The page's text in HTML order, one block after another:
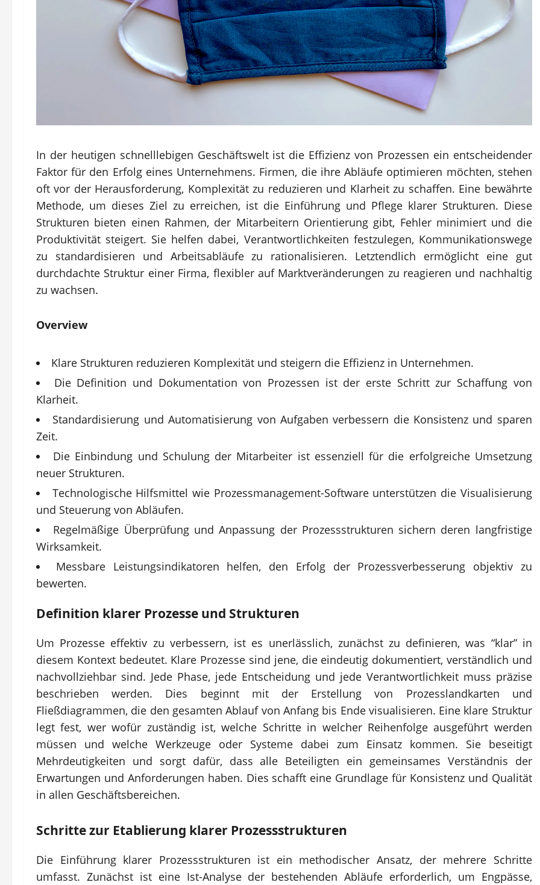
In der heutigen schnelllebigen Geschäftswelt ist die Effizienz von Prozessen ein entscheidender
Faktor für den Erfolg eines Unternehmens. Firmen, die ihre Abläufe optimieren möchten, stehen
oft vor der Herausforderung, Komplexität zu reduzieren und Klarheit zu schaffen. Eine bewährte
Methode, um dieses Ziel zu erreichen, ist die Einführung und Pflege klarer Strukturen. Diese
Strukturen bieten einen Rahmen, der Mitarbeitern Orientierung gibt, Fehler minimiert und die
Produktivität steigert. Sie helfen dabei, Verantwortlichkeiten festzulegen, Kommunikationswege
zu standardisieren und Arbeitsabläufe zu rationalisieren. Letztendlich ermöglicht eine gut
durchdachte Struktur einer Firma, flexibler auf Marktveränderungen zu reagieren und nachhaltig
zu wachsen.
Overview
Klare Strukturen reduzieren Komplexität und steigern die Effizienz in Unternehmen.
Die Definition und Dokumentation von Prozessen ist der erste Schritt zur Schaffung von
Klarheit.
Standardisierung und Automatisierung von Aufgaben verbessern die Konsistenz und sparen
Zeit.
Die Einbindung und Schulung der Mitarbeiter ist essenziell für die erfolgreiche Umsetzung
neuer Strukturen.
Technologische Hilfsmittel wie Prozessmanagement-Software unterstützen die Visualisierung
und Steuerung von Abläufen.
Regelmäßige Überprüfung und Anpassung der Prozessstrukturen sichern deren langfristige
Wirksamkeit.
Messbare Leistungsindikatoren helfen, den Erfolg der Prozessverbesserung objektiv zu
bewerten.
Definition klarer Prozesse und Strukturen
Um Prozesse effektiv zu verbessern, ist es unerlässlich, zunächst zu definieren, was “klar” in
diesem Kontext bedeutet. Klare Prozesse sind jene, die eindeutig dokumentiert, verständlich und
nachvollziehbar sind. Jede Phase, jede Entscheidung und jede Verantwortlichkeit muss präzise
beschrieben werden. Dies beginnt mit der Erstellung von Prozesslandkarten und
Fließdiagrammen, die den gesamten Ablauf von Anfang bis Ende visualisieren. Eine klare Struktur
legt fest, wer wofür zuständig ist, welche Schritte in welcher Reihenfolge ausgeführt werden
müssen und welche Werkzeuge oder Systeme dabei zum Einsatz kommen. Sie beseitigt
Mehrdeutigkeiten und sorgt dafür, dass alle Beteiligten ein gemeinsames Verständnis der
Erwartungen und Anforderungen haben. Dies schafft eine Grundlage für Konsistenz und Qualität
in allen Geschäftsbereichen.
Schritte zur Etablierung klarer Prozessstrukturen
Die Einführung klarer Prozessstrukturen ist ein methodischer Ansatz, der mehrere Schritte
umfasst. Zunächst ist eine Ist-Analyse der bestehenden Abläufe erforderlich, um Engpässe,